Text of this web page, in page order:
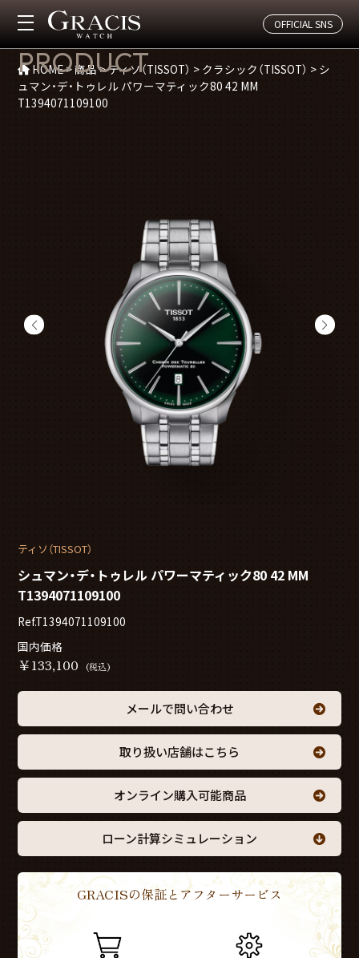
OFFICIAL SNS
商品紹介
PRODUCT
HOME>商品>ティソ（TISSOT） > クラシック（TISSOT） > シ
ュマン・デ・トゥレル パワーマティック80 42 MM
T1394071109100
ティソ（TISSOT）
シュマン・デ・トゥレル パワーマティック80 42 MM
T1394071109100
Ref.T1394071109100
国内価格
￥133,100 (税込)
メールで問い合わせ
取り扱い店舗はこちら
オンライン購入可能商品
ローン計算シミュレーション
GRACISの保証とアフターサービス